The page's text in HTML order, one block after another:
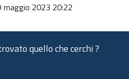
maggio 2023 20:22
quello che cerchi ?